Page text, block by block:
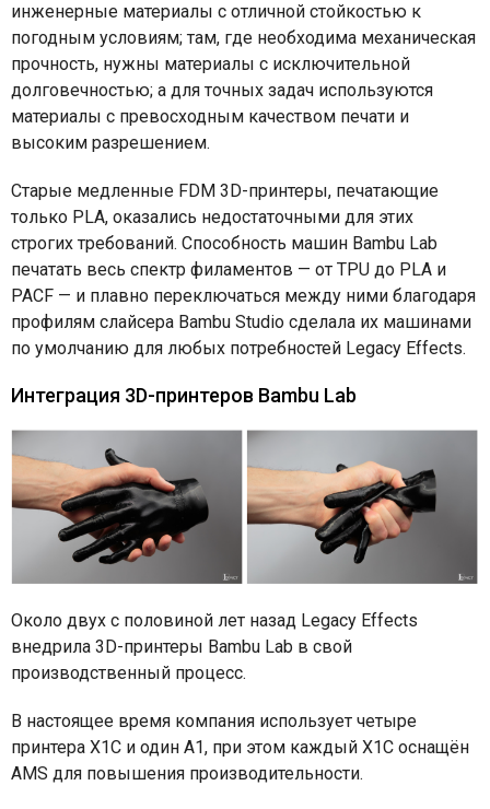
инженерные материалы с отличной стойкостью к
погодным условиям; там, где необходима механическая
прочность, нужны материалы с исключительной
долговечностью; а для точных задач используются
материалы с превосходным качеством печати и
высоким разрешением.
Старые медленные FDM 3D-принтеры, печатающие
только PLA, оказались недостаточными для этих
строгих требований. Способность машин Bambu Lab
печатать весь спектр филаментов — от TPU до PLA и
PACF — и плавно переключаться между ними благодаря
профилям слайсера Bambu Studio сделала их машинами
по умолчанию для любых потребностей Legacy Effects.
Интеграция 3D-принтеров Bambu Lab
Около двух с половиной лет назад Legacy Effects
внедрила 3D-принтеры Bambu Lab в свой
производственный процесс.
В настоящее время компания использует четыре
принтера X1C и один A1, при этом каждый X1C оснащён
AMS для повышения производительности.